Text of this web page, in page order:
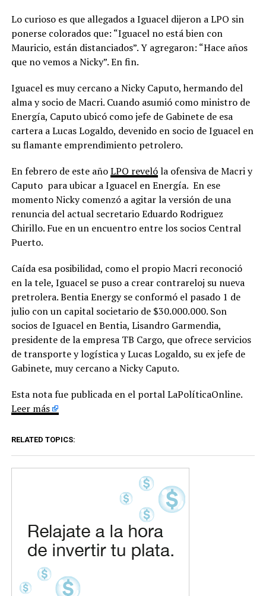
Lo curioso es que allegados a Iguacel dijeron a LPO sin
ponerse colorados que: “Iguacel no está bien con
Mauricio, están distanciados”. Y agregaron: “Hace años
que no vemos a Nicky”. En fin.
Iguacel es muy cercano a Nicky Caputo, hermando del
alma y socio de Macri. Cuando asumió como ministro de
Energía, Caputo ubicó como jefe de Gabinete de esa
cartera a Lucas Logaldo, devenido en socio de Iguacel en
su flamante emprendimiento petrolero.
En febrero de este añoLPO revelóla ofensiva de Macri y
Caputo para ubicar a Iguacel en Energía. En ese
momento Nicky comenzó a agitar la versión de una
renuncia del actual secretario Eduardo Rodriguez
Chirillo. Fue en un encuentro entre los socios Central
Puerto.
Caída esa posibilidad, como el propio Macri reconoció
en la tele, Iguacel se puso a crear contrareloj su nueva
pretrolera. Bentia Energy se conformó el pasado 1 de
julio con un capital societario de $30.000.000. Son
socios de Iguacel en Bentia, Lisandro Garmendia,
presidente de la empresa TB Cargo, que ofrece servicios
de transporte y logística y Lucas Logaldo, su ex jefe de
Gabinete, muy cercano a Nicky Caputo.
Esta nota fue publicada en el portal LaPolíticaOnline.
Leer más
RELATED TOPICS: